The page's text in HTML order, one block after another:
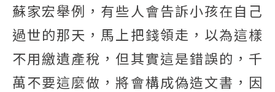
蘇家宏舉例，有些人會告訴小孩在自己
過世的那天，馬上把錢領走，以為這樣
不用繳遺產稅，但其實這是錯誤的，千
萬不要這麼做，將會構成偽造文書，因